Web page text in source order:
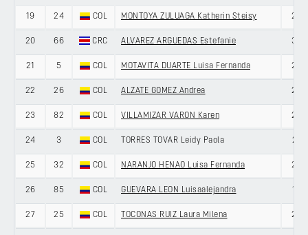
19 24 COL MONTOYA ZULUAGA Katherin Steisy 27
20 66 CRC ALVAREZ ARGUEDAS Estefanie 33
21 5 COL MOTAVITA DUARTE Luisa Fernanda 25
22 26 COL ALZATE GOMEZ Andrea 25
23 82 COL VILLAMIZAR VARON Karen 23
24 3 COL TORRES TOVAR Leidy Paola 21
25 32 COL NARANJO HENAO Luisa Fernanda 27
26 85 COL GUEVARA LEON Luisaalejandra 19
27 25 COL TOCONAS RUIZ Laura Milena 20